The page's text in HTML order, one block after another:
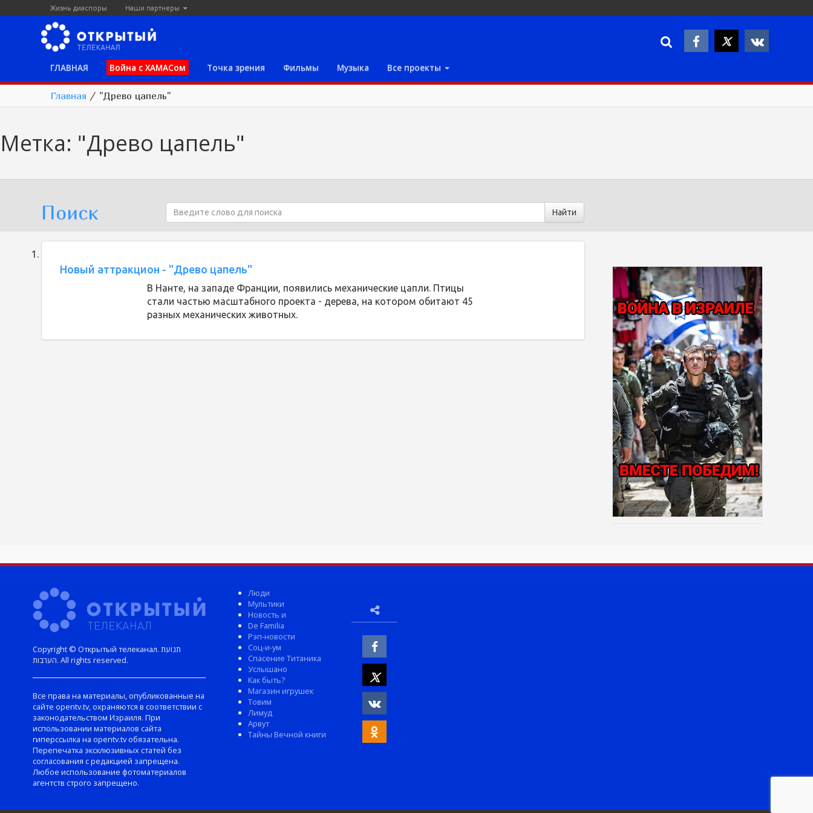
Жизнь диаспоры Наши партнеры
ГЛАВНАЯ Война с ХАМАСом Точка зрения Фильмы Музыка Все проекты
Главная / "Древо цапель"
Метка: "Древо цапель"
Поиск
Новый аттракцион - "Древо цапель"
В Нанте, на западе Франции, появились механические цапли. Птицы
стали частью масштабного проекта - дерева, на котором обитают 45
разных механических животных.
Copyright © Открытый телеканал. תנועת
הערבות. All rights reserved.
Все права на материалы, опубликованные на
сайте opentv.tv, охраняются в соответствии с
законодательством Израиля. При
использовании материалов сайта
гиперссылка на opentv.tv обязательна.
Перепечатка эксклюзивных статей без
согласования с редакцией запрещена.
Любое использование фотоматериалов
агентств строго запрещено.
Люди
Мультики
Новость и
De Familia
Рэп-новости
Соц-и-ум
Спасение Титаника
Услышано
Как быть?
Магазин игрушек
Товим
Лимуд
Арвут
Тайны Вечной книги